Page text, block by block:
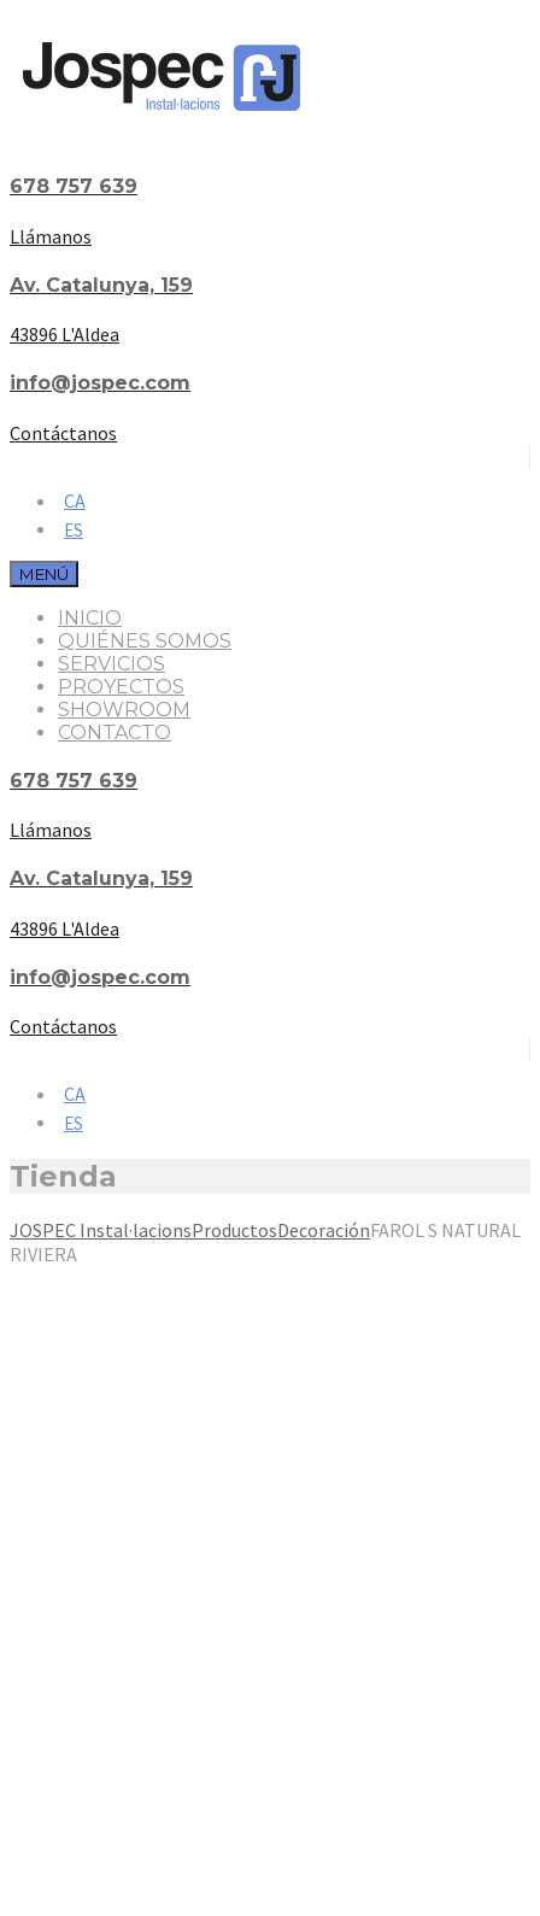
678 757 639
Llámanos
Av. Catalunya, 159
43896 L'Aldea
info@jospec.com
Contáctanos
CA
ES
MENÚ
INICIO
QUIÉNES SOMOS
SERVICIOS
PROYECTOS
SHOWROOM
CONTACTO
678 757 639
Llámanos
Av. Catalunya, 159
43896 L'Aldea
info@jospec.com
Contáctanos
CA
ES
Tienda
JOSPEC Instal·lacionsProductosDecoraciónFAROL S NATURAL
RIVIERA